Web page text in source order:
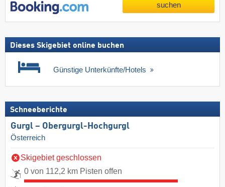
suchen
Dieses Skigebiet online buchen
Günstige Unterkünfte/Hotels
Schneeberichte
Gurgl – Obergurgl-Hochgurgl
Österreich
Skigebiet geschlossen
0 von 112,2 km Pisten offen